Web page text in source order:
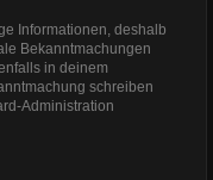
Informationen, deshalb
Bekanntmachungen
in deinem
schreiben
Administration